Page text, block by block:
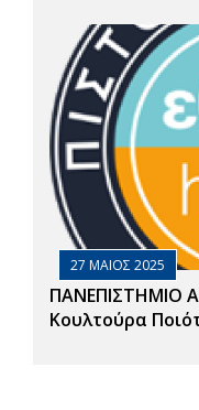
27 ΜΑΙΟΣ 2025
ΠΑΝΕΠΙΣΤΗΜΙΟ
Κουλτούρα